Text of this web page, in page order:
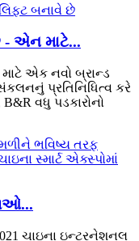
એન માટે...
એક નવો બ્રાન્ડ
પ્રતિનિધિત્વ કરે
વધુ પડકારોનો
ચાઇના ઇન્ટરનેશનલ